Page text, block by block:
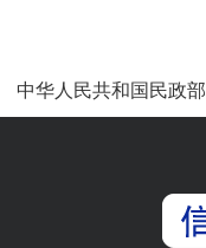
中华人民共和国民政部